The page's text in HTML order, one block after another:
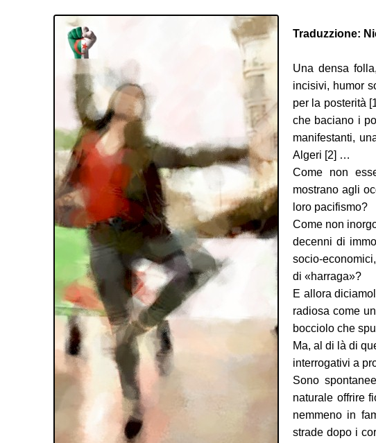
Traduzzione:
Una densa
incisivi, humor
per la posterità
che baciano i
manifestanti,
Algeri [2] …
Come non
mostrano agli
loro pacifismo?
Come non
decenni di
socio-
di «harraga»?
E allora
radiosa come
bocciolo che
Ma, al di là di
interrogativi a
Sono
naturale offrire
nemmeno in
strade dopo i